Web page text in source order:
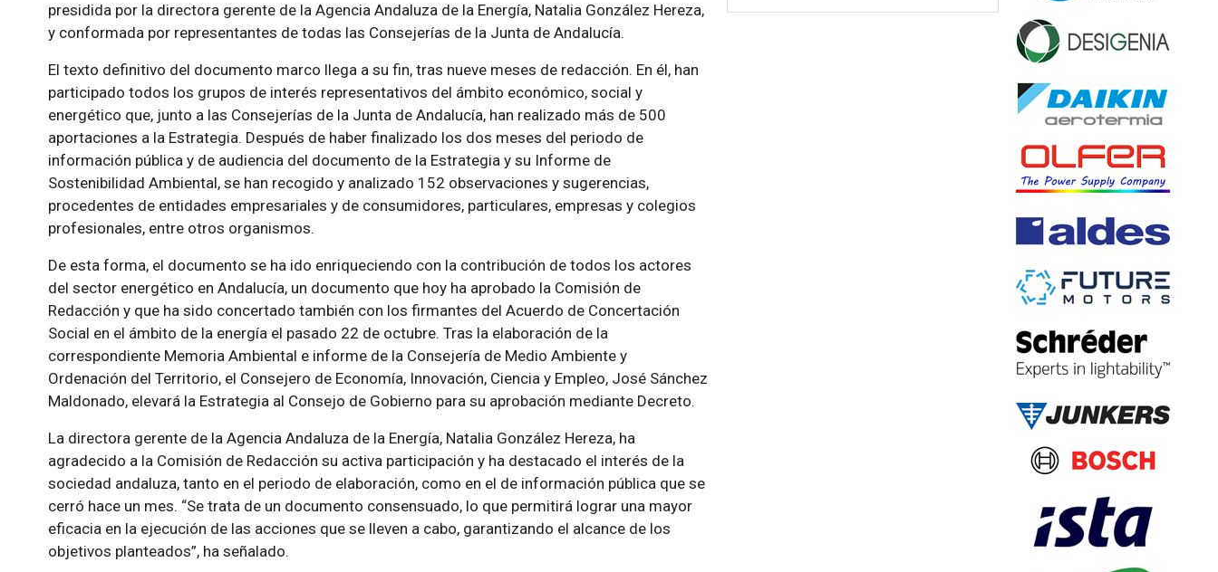
presidida por la directora gerente de la Agencia Andaluza de la Energía, Natalia González Hereza,
y conformada por representantes de todas las Consejerías de la Junta de Andalucía.
El texto definitivo del documento marco llega a su fin, tras nueve meses de redacción. En él, han
participado todos los grupos de interés representativos del ámbito económico, social y
energético que, junto a las Consejerías de la Junta de Andalucía, han realizado más de 500
aportaciones a la Estrategia. Después de haber finalizado los dos meses del periodo de
información pública y de audiencia del documento de la Estrategia y su Informe de
Sostenibilidad Ambiental, se han recogido y analizado 152 observaciones y sugerencias,
procedentes de entidades empresariales y de consumidores, particulares, empresas y colegios
profesionales, entre otros organismos.
De esta forma, el documento se ha ido enriqueciendo con la contribución de todos los actores
del sector energético en Andalucía, un documento que hoy ha aprobado la Comisión de
Redacción y que ha sido concertado también con los firmantes del Acuerdo de Concertación
Social en el ámbito de la energía el pasado 22 de octubre. Tras la elaboración de la
correspondiente Memoria Ambiental e informe de la Consejería de Medio Ambiente y
Ordenación del Territorio, el Consejero de Economía, Innovación, Ciencia y Empleo, José Sánchez
Maldonado, elevará la Estrategia al Consejo de Gobierno para su aprobación mediante Decreto.
La directora gerente de la Agencia Andaluza de la Energía, Natalia González Hereza, ha
agradecido a la Comisión de Redacción su activa participación y ha destacado el interés de la
sociedad andaluza, tanto en el periodo de elaboración, como en el de información pública que se
cerró hace un mes. Se trata de un documento consensuado, lo que permitirá lograr una mayor
eficacia en la ejecución de las acciones que se lleven a cabo, garantizando el alcance de los
objetivos planteados , ha señalado.